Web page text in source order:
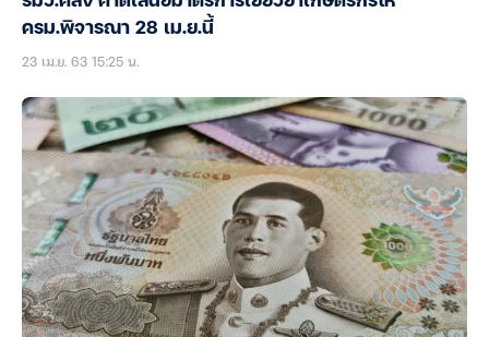
ครม.พิจารณา 28 เม.ย.นี้
23 เม.ย. 63 15:25 น.